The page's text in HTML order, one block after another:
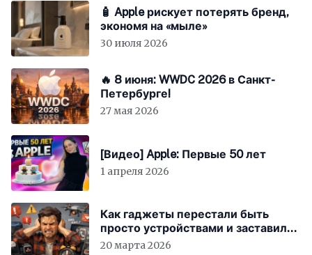
🧴 Apple рискует потерять бренд,
экономя на «мыле»
30 июля 2026
🔥 8 июня: WWDC 2026 в Санкт-
Петербурге!
27 мая 2026
[Видео] Apple: Первые 50 лет
1 апреля 2026
Как гаджеты перестали быть
просто устройствами и заставили
вас бесплатно работать
20 марта 2026